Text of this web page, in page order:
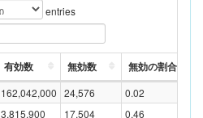
entries
有効数 無効数 無効の割合(%)
162,042,000 24,576
0.02
3,815,900 17,504 0.46